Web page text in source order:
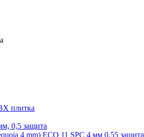
плитка
0,5 защита
4 mm) ECO 11 SPC 4 мм 0,55 защита